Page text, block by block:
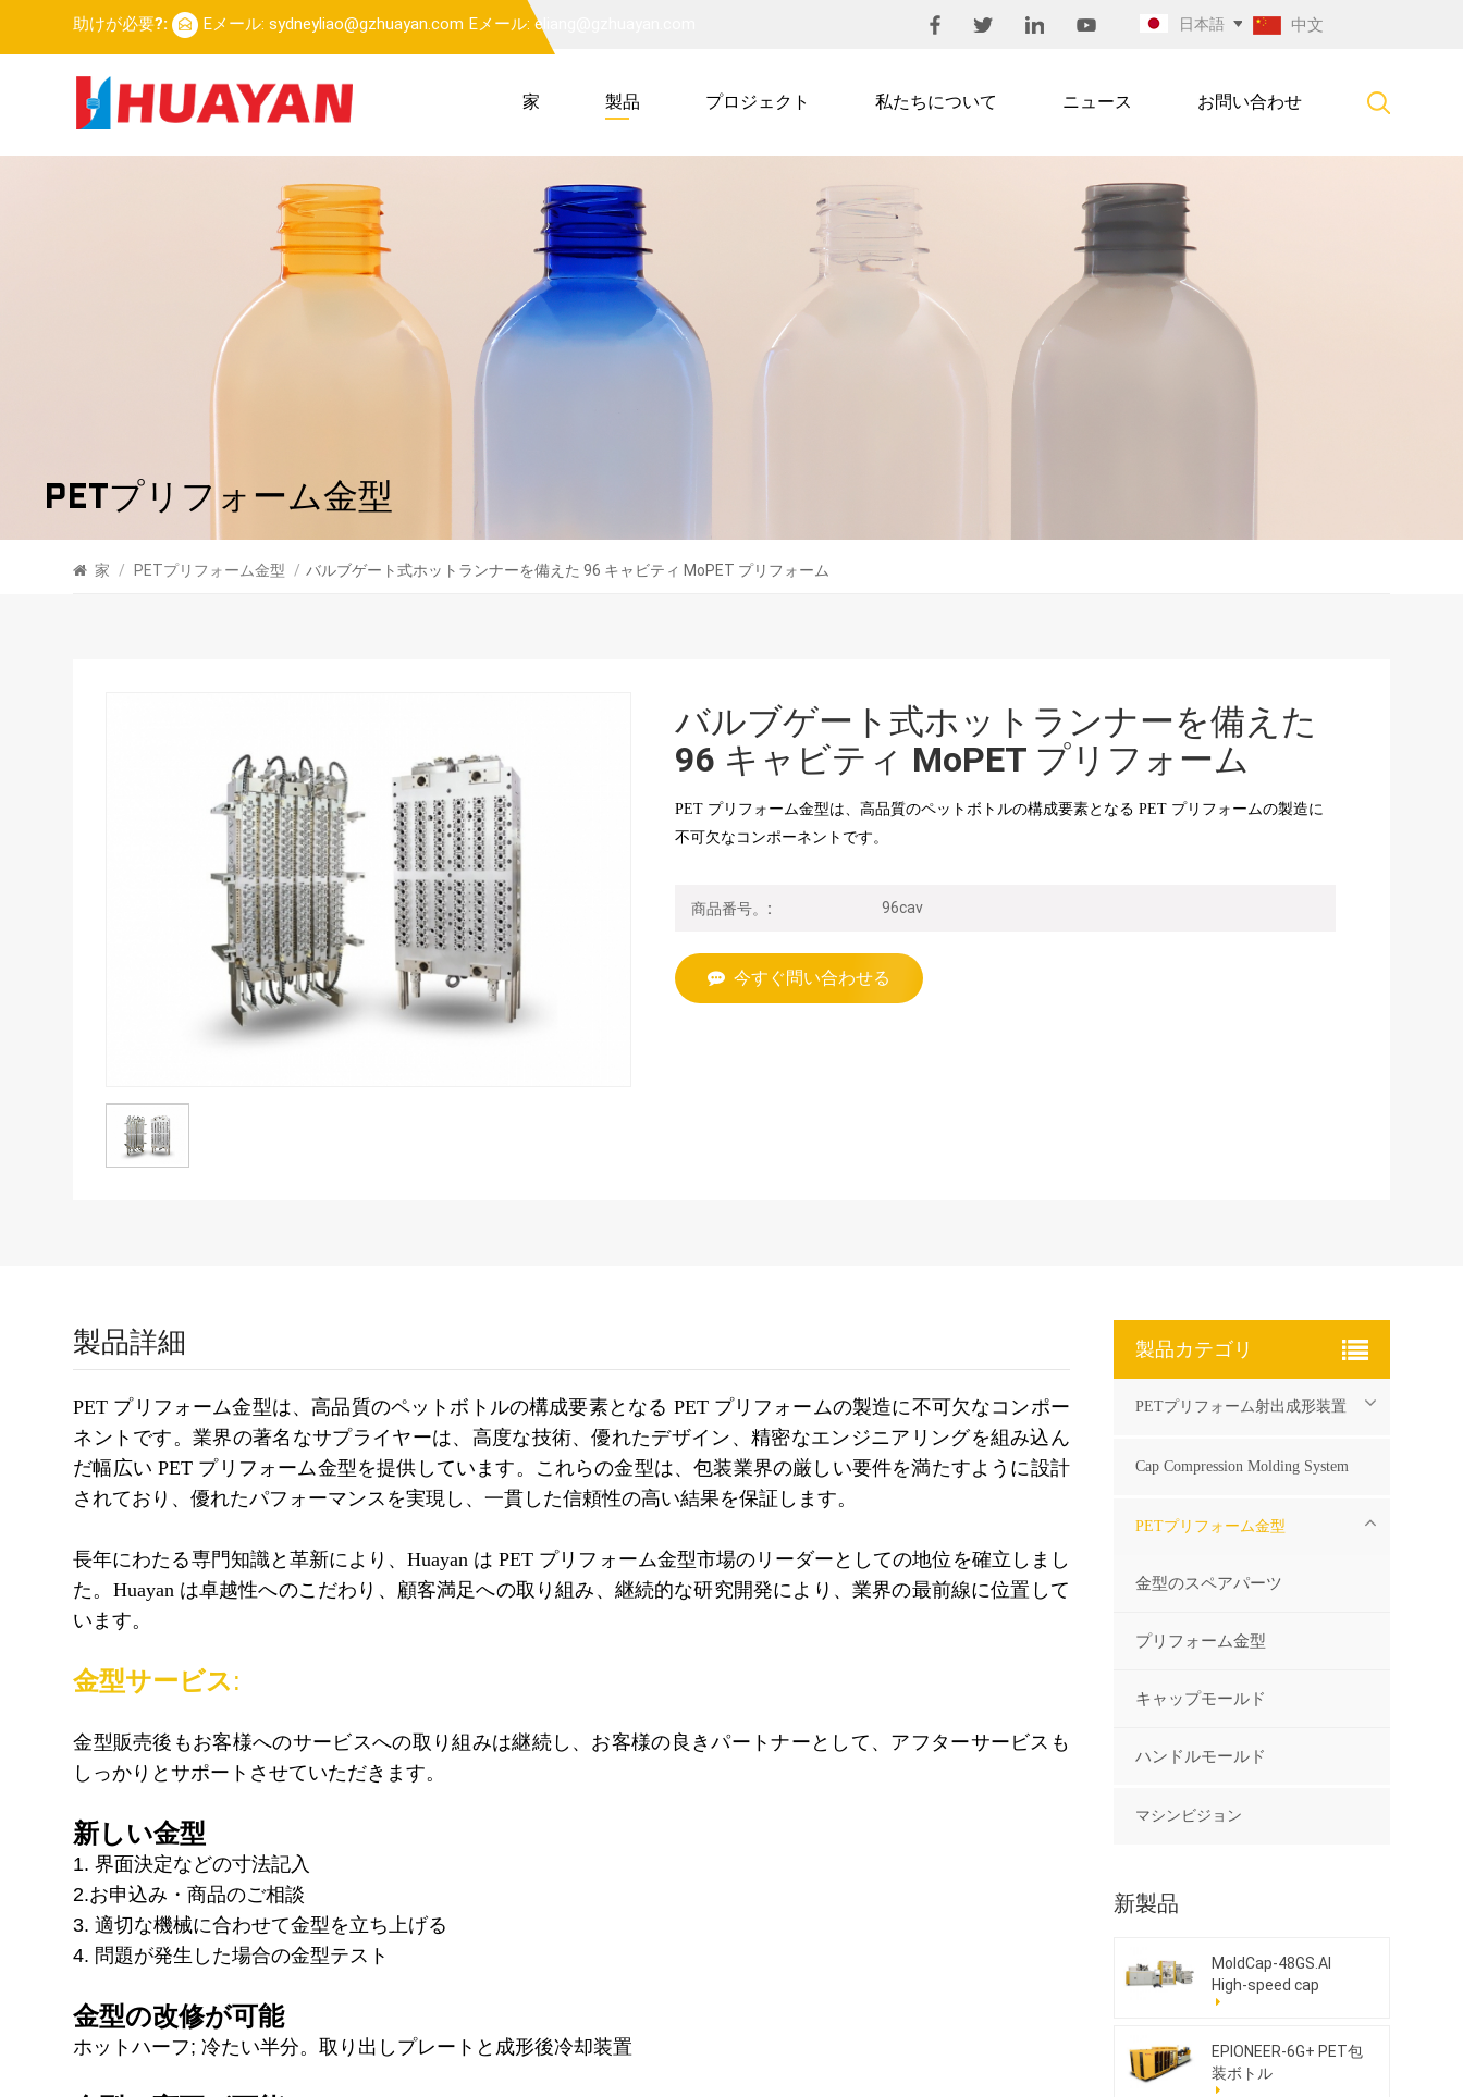
助けが必要?: Eメール: sydneyliao@gzhuayan.com Eメール: eliang@gzhuayan.com 日本語 中文
家 製品 プロジェクト 私たちについて ニュース お問い合わせ
PETプリフォーム金型
家 / PETプリフォーム金型 / バルブゲート式ホットランナーを備えた 96 キャビティ MoPET プリフォーム
バルブゲート式ホットランナーを備えた
96 キャビティ MoPET プリフォーム
PET プリフォーム金型は、高品質のペットボトルの構成要素となる PET プリフォームの製造に
不可欠なコンポーネントです。
商品番号。: 96cav
今すぐ問い合わせる
製品詳細
PET プリフォーム金型は、高品質のペットボトルの構成要素となる PET プリフォームの製造に不可欠なコンポー
ネントです。業界の著名なサプライヤーは、高度な技術、優れたデザイン、精密なエンジニアリングを組み込ん
だ幅広い PET プリフォーム金型を提供しています。これらの金型は、包装業界の厳しい要件を満たすように設計
されており、優れたパフォーマンスを実現し、一貫した信頼性の高い結果を保証します。
長年にわたる専門知識と革新により、Huayan は PET プリフォーム金型市場のリーダーとしての地位を確立しまし
た。Huayan は卓越性へのこだわり、顧客満足への取り組み、継続的な研究開発により、業界の最前線に位置して
います。
金型サービス:
金型販売後もお客様へのサービスへの取り組みは継続し、お客様の良きパートナーとして、アフターサービスも
しっかりとサポートさせていただきます。
新しい金型
1. 界面決定などの寸法記入
2.お申込み・商品のご相談
3. 適切な機械に合わせて金型を立ち上げる
4. 問題が発生した場合の金型テスト
金型の改修が可能
ホットハーフ;冷たい半分。取り出しプレートと成形後冷却装置
製品カテゴリ
PETプリフォーム射出成形装置
Cap Compression Molding System
PETプリフォーム金型
金型のスペアパーツ
プリフォーム金型
キャップモールド
ハンドルモールド
マシンビジョン
新製品
MoldCap-48GS.AI
High-speed cap
compression molding
EPIONEER-6G+ PET包
装ボトル